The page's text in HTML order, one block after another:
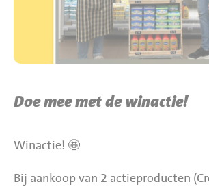
Jumbo Huibers Specials
Doe mee met de winactie!
Winactie! 🤩
Bij aankoop van 2 actieproducten